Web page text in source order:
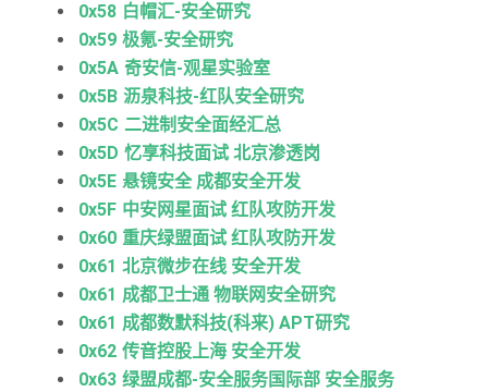
0x58 白帽汇-安全研究
0x59 极氪-安全研究
0x5A 奇安信-观星实验室
0x5B 沥泉科技-红队安全研究
0x5C 二进制安全面经汇总
0x5D 忆享科技面试 北京渗透岗
0x5E 悬镜安全 成都安全开发
0x5F 中安网星面试 红队攻防开发
0x60 重庆绿盟面试 红队攻防开发
0x61 北京微步在线 安全开发
0x61 成都卫士通 物联网安全研究
0x61 成都数默科技(科来) APT研究
0x62 传音控股上海 安全开发
0x63 绿盟成都-安全服务国际部 安全服务